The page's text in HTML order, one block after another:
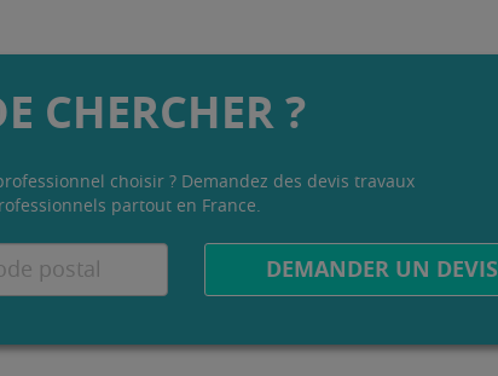
CHERCHER ?
choisir ? Demandez des devis travaux
partout en France.
DEMANDER UN DEVIS